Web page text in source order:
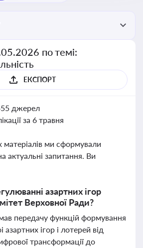
по темі:
ЕКСПОРТ
джерел
за 6 травня
матеріалів ми сформували
актуальні запитання. Ви
азартних ігор
Верховної Ради?
передачу функцій формування
азартних ігор і лотерей від
трансформації до